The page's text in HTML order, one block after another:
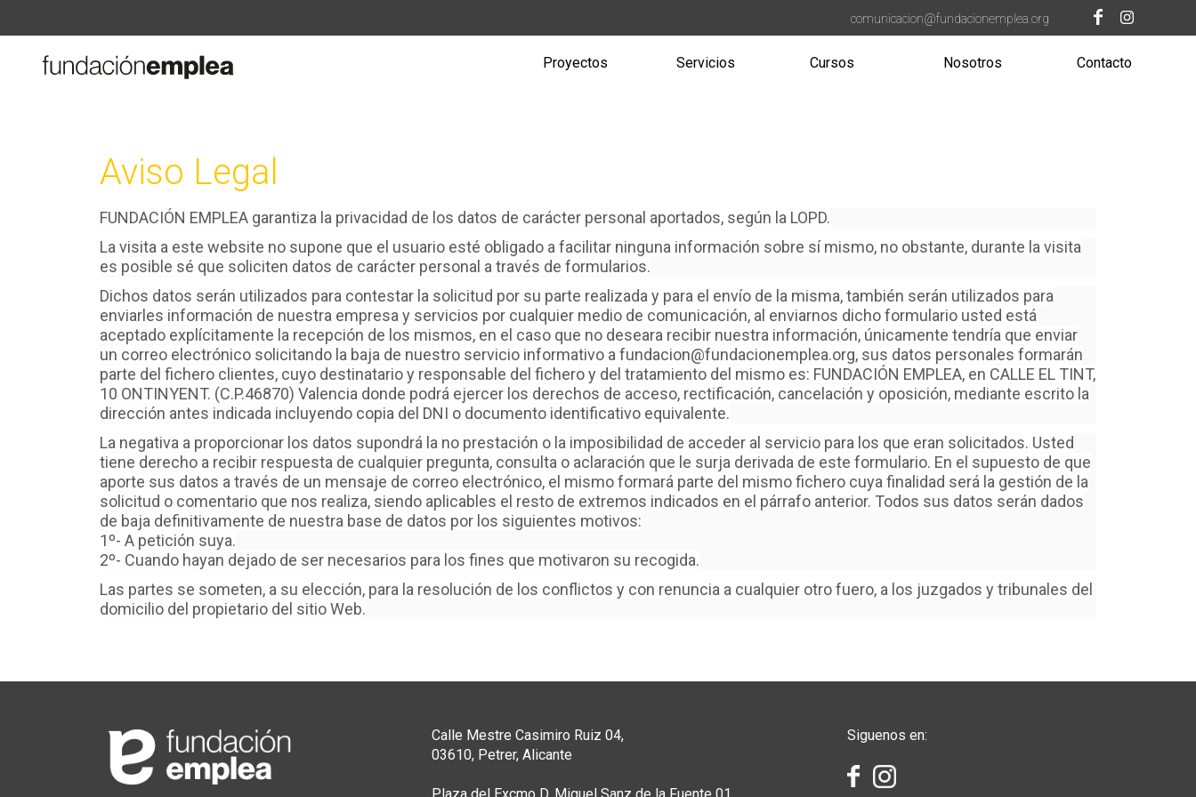
comunicacion@fundacionemplea.org
Proyectos Servicios Cursos Nosotros Contacto
Aviso Legal
FUNDACIÓN EMPLEA garantiza la privacidad de los datos de carácter personal aportados, según la LOPD.
La visita a este website no supone que el usuario esté obligado a facilitar ninguna información sobre sí mismo, no obstante, durante la visita
es posible sé que soliciten datos de carácter personal a través de formularios.
Dichos datos serán utilizados para contestar la solicitud por su parte realizada y para el envío de la misma, también serán utilizados para
enviarles información de nuestra empresa y servicios por cualquier medio de comunicación, al enviarnos dicho formulario usted está
aceptado explícitamente la recepción de los mismos, en el caso que no deseara recibir nuestra información, únicamente tendría que enviar
un correo electrónico solicitando la baja de nuestro servicio informativo a fundacion@fundacionemplea.org, sus datos personales formarán
parte del fichero clientes, cuyo destinatario y responsable del fichero y del tratamiento del mismo es: FUNDACIÓN EMPLEA, en CALLE EL TINT,
10 ONTINYENT. (C.P.46870) Valencia donde podrá ejercer los derechos de acceso, rectificación, cancelación y oposición, mediante escrito la
dirección antes indicada incluyendo copia del DNI o documento identificativo equivalente.
La negativa a proporcionar los datos supondrá la no prestación o la imposibilidad de acceder al servicio para los que eran solicitados. Usted
tiene derecho a recibir respuesta de cualquier pregunta, consulta o aclaración que le surja derivada de este formulario. En el supuesto de que
aporte sus datos a través de un mensaje de correo electrónico, el mismo formará parte del mismo fichero cuya finalidad será la gestión de la
solicitud o comentario que nos realiza, siendo aplicables el resto de extremos indicados en el párrafo anterior. Todos sus datos serán dados
de baja definitivamente de nuestra base de datos por los siguientes motivos:
1º- A petición suya.
2º- Cuando hayan dejado de ser necesarios para los fines que motivaron su recogida.
Las partes se someten, a su elección, para la resolución de los conflictos y con renuncia a cualquier otro fuero, a los juzgados y tribunales del
domicilio del propietario del sitio Web.
Calle Mestre Casimiro Ruiz 04,
03610, Petrer, Alicante
Siguenos en: